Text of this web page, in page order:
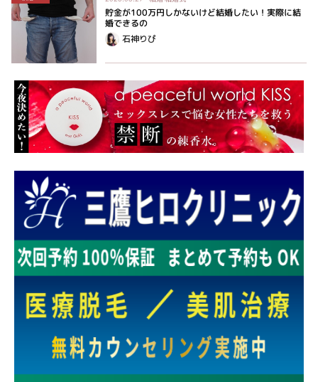
貯金が100万円しかないけど結婚したい！実際に結
婚できるの
石神りぴ